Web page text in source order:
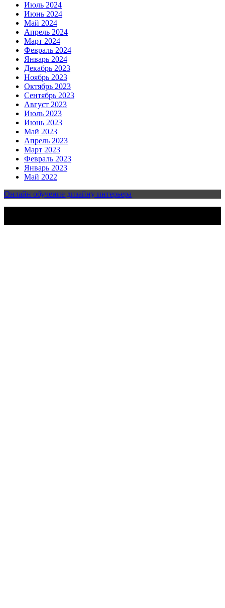
Июль 2024
Июнь 2024
Май 2024
Апрель 2024
Март 2024
Февраль 2024
Январь 2024
Декабрь 2023
Ноябрь 2023
Октябрь 2023
Сентябрь 2023
Август 2023
Июль 2023
Июнь 2023
Май 2023
Апрель 2023
Март 2023
Февраль 2023
Январь 2023
Май 2022
Онлайн обучение дизайну интерьера